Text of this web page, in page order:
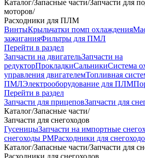
Каталог/Запасные части/Запчасти для
моторов/
Расходники для ПЛМ
ВинтыКрыльчатки помп охлаждения
зажиганияФильтры для ПМЛ
Перейти в раздел
Запчасти на двигательЗапчасти на
редукторПрокладкиСальникиСистема
управления двигателемТопливная
ПМЛЭлектрооборудование для ПЛМ
Перейти в раздел
Запчасти для прицеповЗапчасти для
Каталог/Запасные части/
Запчасти для снегоходов
ГусеницыЗапчасти на импортные
снегоходы РМРасходники для
Каталог/Запасные части/Запчасти для
Расходники для снегоходов